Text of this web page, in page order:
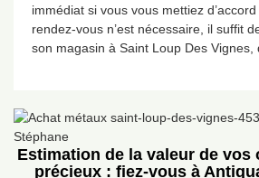
immédiat si vous vous mettiez
rendez-vous n’est nécessaire, il suffit
son magasin à Saint Loup Des Vignes,
Estimation de la valeur de vos
précieux : fiez-vous à